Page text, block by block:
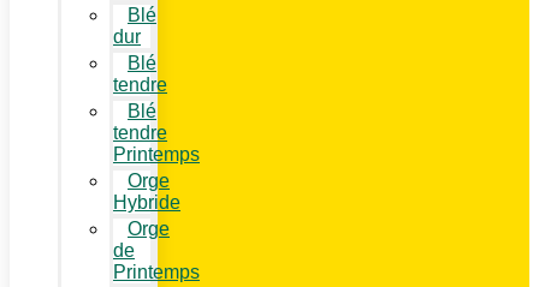
Blé
dur
Blé
tendre
Blé
tendre
Printemps
Orge
Hybride
Orge
de
Printemps